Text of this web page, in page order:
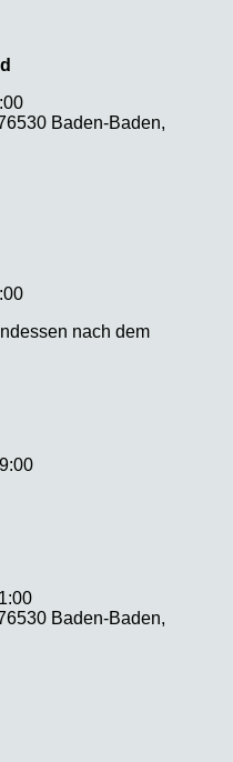
Baden-Baden,
nach dem
Baden-Baden,